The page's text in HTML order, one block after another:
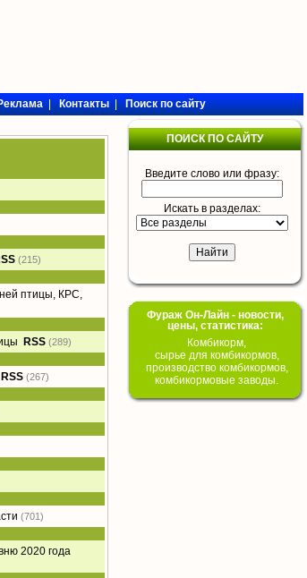
|Контакты|Поиск по сайту
(215)
птицы, КРС,
RSS (289)
RSS (267)
(701)
2020 года
ПОИСК ПО САЙТУ
Введите слово или фразу:
Искать в разделах:
Фураж Он-Лайн - новости,
цены, статистика:
Комбикорм,
сырье для комбикормов,
производство комбикормов,
комбикормовые заводы.